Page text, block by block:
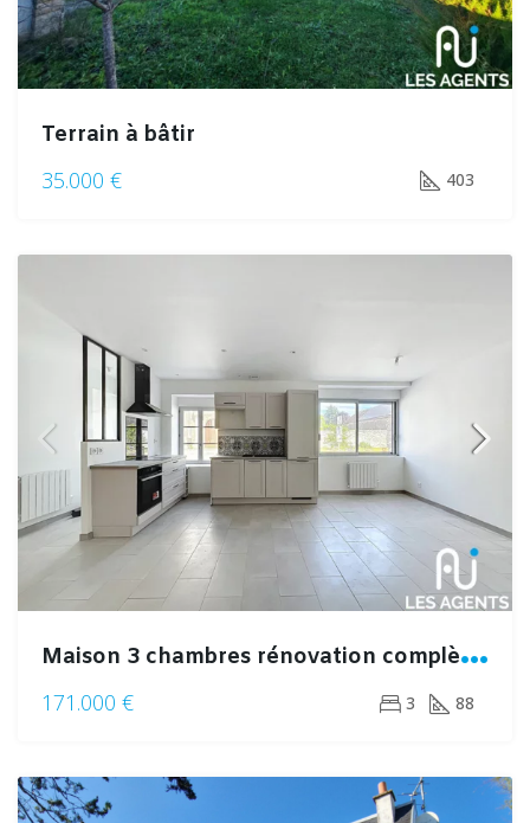
Terrain à bâtir
35.000 €
403
M
aison 3 chambres rénovation complète 2024
171.000 € 3 88